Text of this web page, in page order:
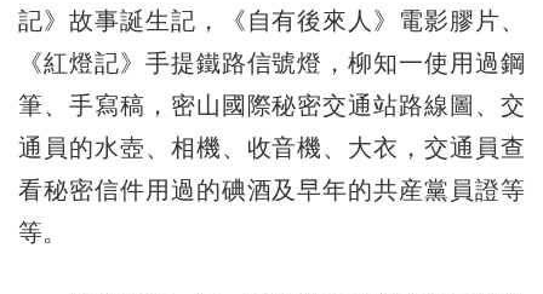
記》故事誕生記，《自有後來人》電影膠片、
《紅燈記》手提鐵路信號燈，柳知一使用過鋼
筆、手寫稿，密山國際秘密交通站路線圖、交
通員的水壺、相機、收音機、大衣，交通員查
看秘密信件用過的碘酒及早年的共産黨員證等
等。